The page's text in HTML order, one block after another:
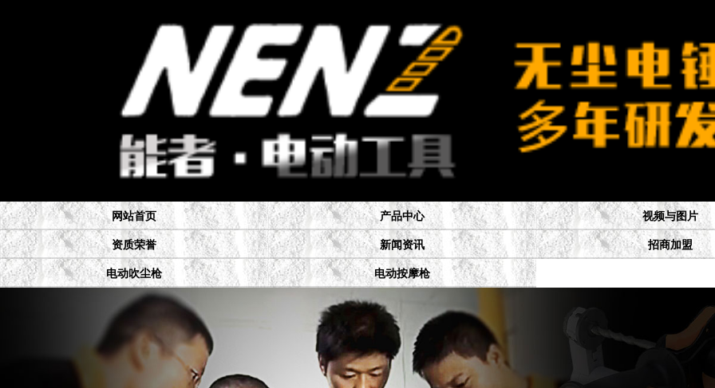
网站首页 产品中心 视频与图片
资质荣誉 新闻资讯 招商加盟
电动吹尘枪 电动按摩枪